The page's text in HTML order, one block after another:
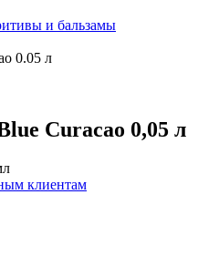
и бальзамы
0.05 л
Curacao 0,05 л
клиентам